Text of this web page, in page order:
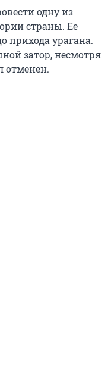
одну из
страны. Ее
прихода урагана.
затор, несмотря
отменен.